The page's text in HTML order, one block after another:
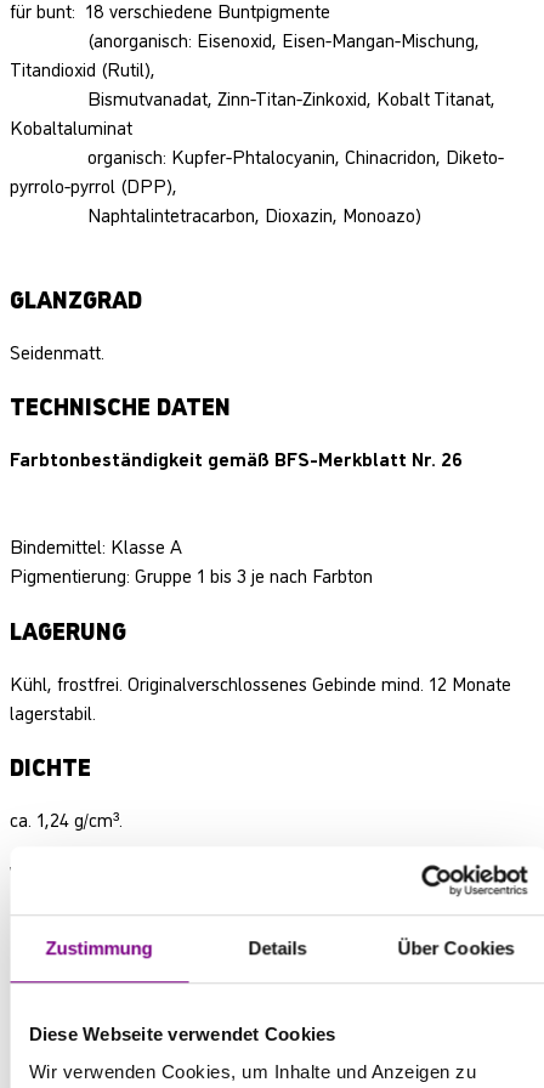
Zustimmung Details Über Cookies
Diese Webseite verwendet Cookies
Wir verwenden Cookies, um Inhalte und Anzeigen zu
für bunt: 18 verschiedene Buntpigmente
(anorganisch: Eisenoxid, Eisen-Mangan-Mischung,
Titandioxid (Rutil),
Bismutvanadat, Zinn-Titan-Zinkoxid, Kobalt Titanat,
Kobaltaluminat
organisch: Kupfer-Phtalocyanin, Chinacridon, Diketo-
pyrrolo-pyrrol (DPP),
Naphtalintetracarbon, Dioxazin, Monoazo)
GLANZGRAD
Seidenmatt.
TECHNISCHE DATEN
Farbtonbeständigkeit gemäß BFS-Merkblatt Nr. 26
Bindemittel: Klasse A
Pigmentierung: Gruppe 1 bis 3 je nach Farbton
LAGERUNG
Kühl, frostfrei. Originalverschlossenes Gebinde mind. 12 Monate
lagerstabil.
DICHTE
ca. 1,24 g/cm³.
VERPACKUNG / GEBINDEGRÖSSEN